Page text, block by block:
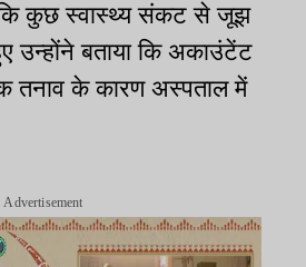
कुछ स्वास्थ्य संकट से जूझ
उन्होंने बताया कि अकाउंटेंट
तनाव के कारण अस्पताल में
Advertisement